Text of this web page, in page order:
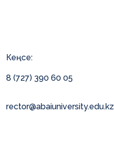
Кеңсе:
8 (727) 390 60 05
rector@abaiuniversity.edu.kz